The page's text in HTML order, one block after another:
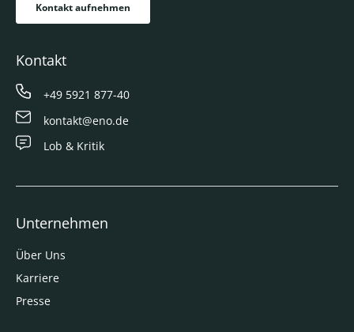
Kontakt aufnehmen
Kontakt
+49 5921 877-40
kontakt@eno.de
Lob & Kritik
Unternehmen
Über Uns
Karriere
Presse